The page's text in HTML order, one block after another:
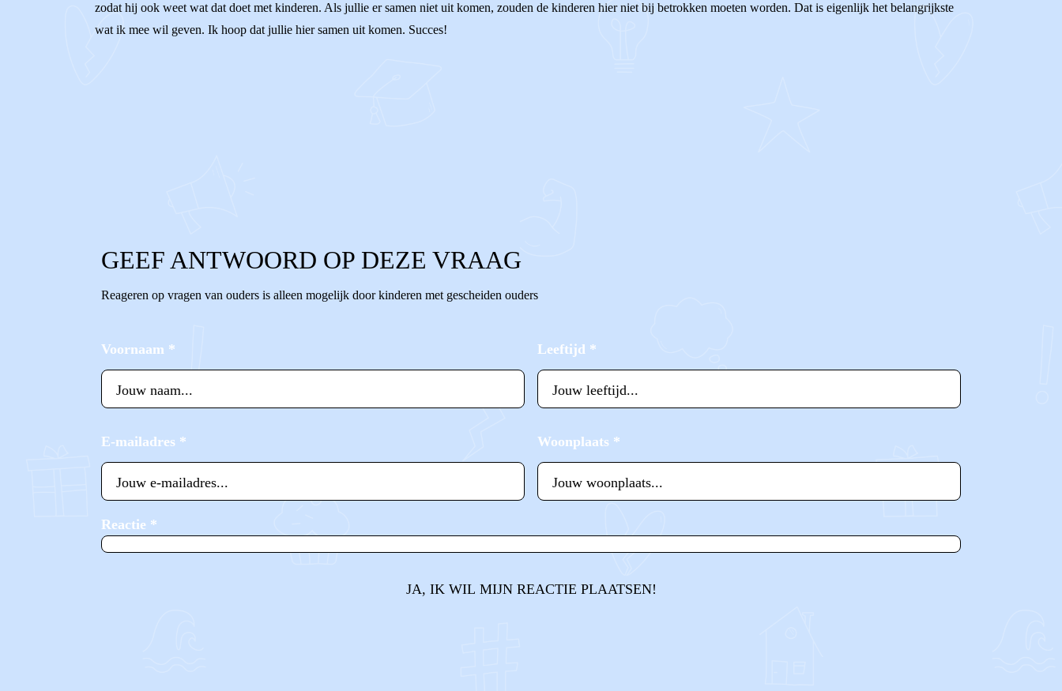
zodat hij ook weet wat dat doet met kinderen. Als jullie er samen niet uit komen, zouden de kinderen hier niet bij betrokken moeten worden. Dat is eigenlijk het belangrijkste
wat ik mee wil geven. Ik hoop dat jullie hier samen uit komen. Succes!
GEEF ANTWOORD OP DEZE VRAAG
Reageren op vragen van ouders is alleen mogelijk door kinderen met gescheiden ouders
Voornaam * Leeftijd *
E-mailadres * Woonplaats *
Reactie *
JA, IK WIL MIJN REACTIE PLAATSEN!